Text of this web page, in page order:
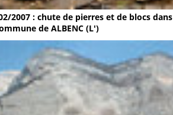
2007 : chute de pierres et de blocs dans
de ALBENC (L')